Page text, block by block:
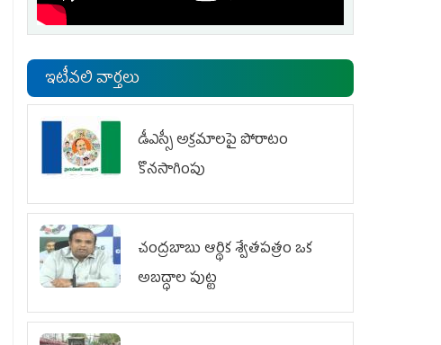
ఇటీవలి వార్తలు
డీఎస్సీ అక్రమాలపై పోరాటం
కొనసాగింపు
చంద్రబాబు ఆర్థిక శ్వేతపత్రం ఒక
అబద్ధాల పుట్ట